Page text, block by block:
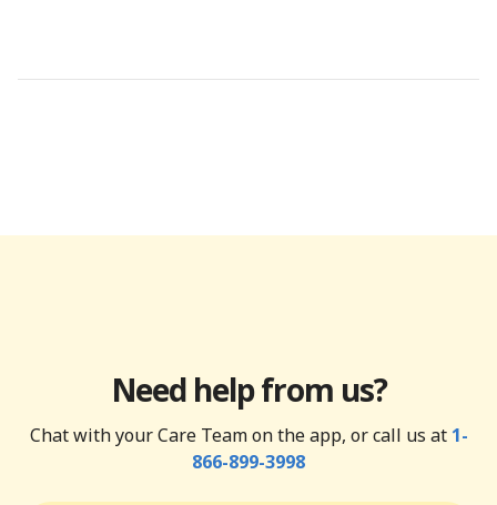
Need help from us?
Chat with your Care Team on the app, or call us at 1-
866-899-3998